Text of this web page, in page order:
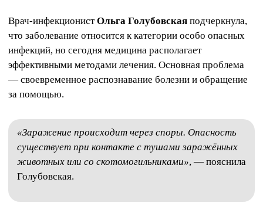
Врач‑инфекционистОльга Голубовская подчеркнула,
что заболевание относится к категории особо опасных
инфекций, но сегодня медицина располагает
эффективными методами лечения. Основная проблема
— своевременное распознавание болезни и обращение
за помощью.
«Заражение происходит через споры. Опасность
существует при контакте с тушами заражённых
животных или со скотомогильниками», — пояснила
Голубовская.